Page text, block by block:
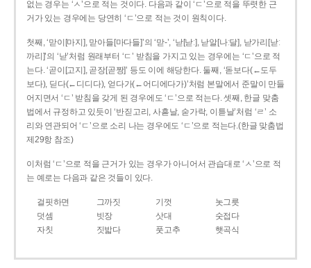
없는 경우는 ‘ㅅ’으로 적는 것이다. 다음과 같이 ‘ㄷ’으로 적을 뚜렷한 근
거가 있는 경우에는 당연히 ‘ㄷ’으로 적는 것이 원칙이다.
첫째, ‘맏이[마지], 맏아들[마다들]’의 ‘맏-’, ‘낟[낟ː], 낟알[나ː달], 낟가리[낟ː
까리]’의 ‘낟’처럼 원래부터 ‘ㄷ’ 받침을 가지고 있는 경우에는 ‘ㄷ’으로 적
는다. ‘곧이[고지], 곧장[곧짱]’ 등도 이에 해당한다. 둘째, ‘돋보다(←도두
보다), 딛다(←디디다), 얻다가(←어디에다가)’처럼 본말에서 준말이 만들
어지면서 ‘ㄷ’ 받침을 갖게 된 경우에도 ‘ㄷ’으로 적는다. 셋째, 한글 맞춤
법에서 규정하고 있듯이 ‘반짇고리, 사흗날, 숟가락, 이튿날’처럼 ‘ㄹ’ 소
리와 연관되어 ‘ㄷ’으로 소리 나는 경우에도 ‘ㄷ’으로 적는다.(한글 맞춤법
제29항 참조)
이처럼 ‘ㄷ’으로 적을 근거가 있는 경우가 아니어서 관습대로 ‘ㅅ’으로 적
는 예로는 다음과 같은 것들이 있다.
걸핏하면 그까짓 기껏
놋그릇
덧셈
빗장 삿대
숫접다
자칫
짓밟다 풋고추 햇곡식